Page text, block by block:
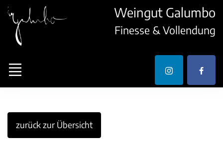
Weingut Galumbo
Finesse & Vollendung
zurück zur Übersicht